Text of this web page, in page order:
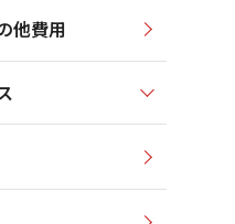
他費用